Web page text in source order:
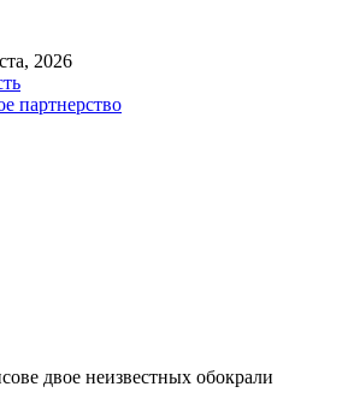
2026
партнерство
двое неизвестных обокрали